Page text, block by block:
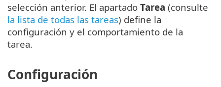
selección anterior. El apartado Tarea (consulte
la lista de todas las tareas) define la
configuración y el comportamiento de la
tarea.
Configuración